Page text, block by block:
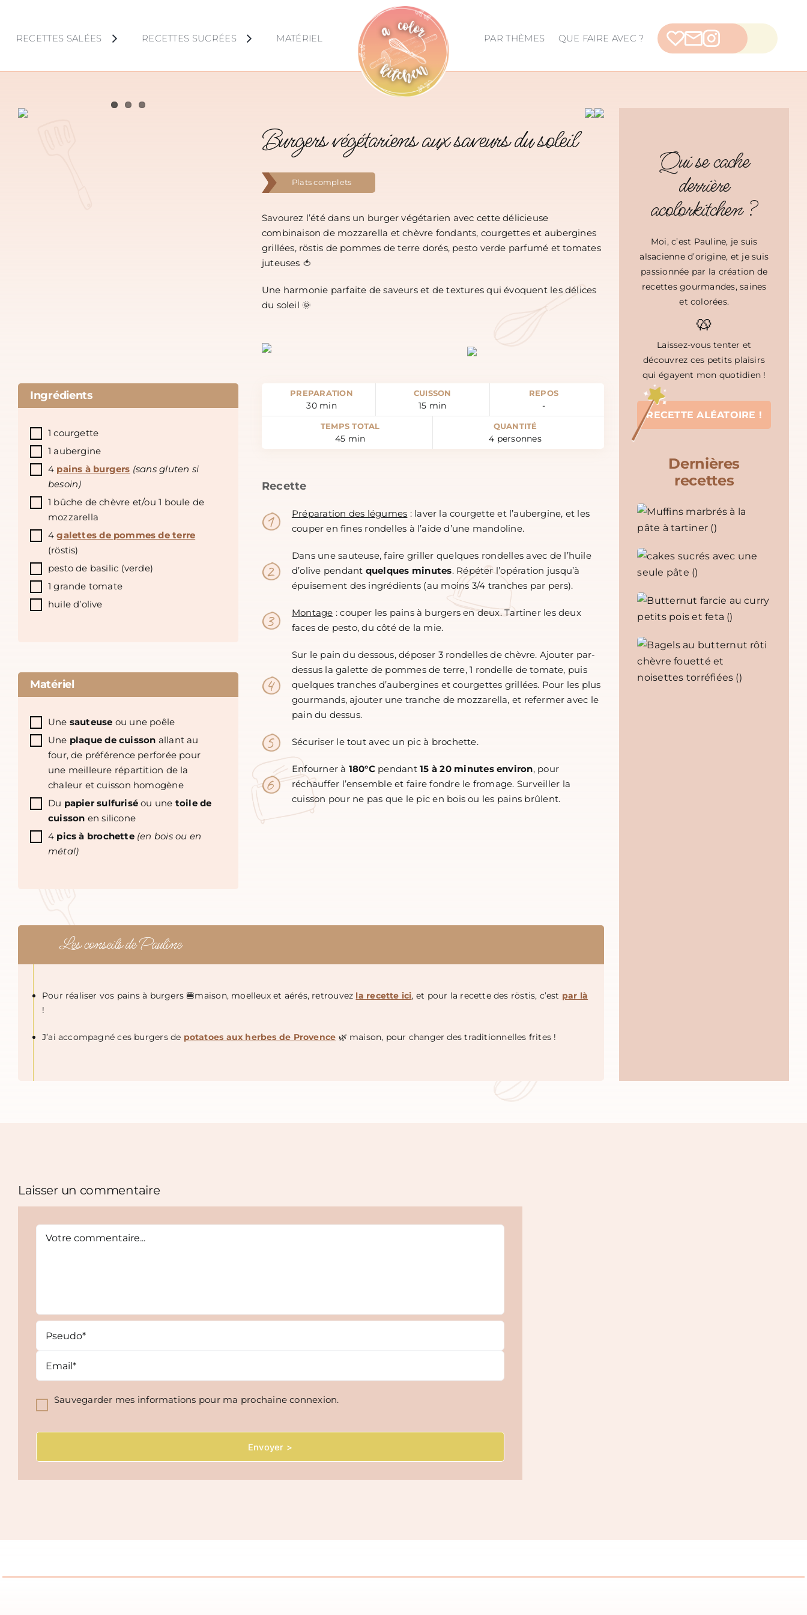
content
RECETTES SALÉES RECETTES SUCRÉES MATÉRIEL PAR THÈMES QUE FAIRE AVEC ?
Burgers végétariens aux saveurs du soleil
Plats complets
Savourez l’été dans un burger végétarien avec cette délicieuse
combinaison de mozzarella et chèvre fondants, courgettes et aubergines
grillées, röstis de pommes de terre dorés, pesto verde parfumé et tomates
juteuses 🍅
Une harmonie parfaite de saveurs et de textures qui évoquent les délices
du soleil 🌞
Ingrédients
1 courgette
1 aubergine
4 pains à burgers (sans gluten si
besoin)
1 bûche de chèvre et/ou 1 boule de
mozzarella
4galettes de pommes de terre
(röstis)
pesto de basilic (verde)
1 grande tomate
huile d’olive
Matériel
Une sauteuse ou une poêle
Une plaque de cuisson allant au
four, de préférence perforée pour
une meilleure répartition de la
chaleur et cuisson homogène
Du papier sulfurisé ou une toile de
cuisson en silicone
4 pics à brochette (en bois ou en
métal)
PREPARATION
30min
CUISSON
15 min
REPOS
-
TEMPS TOTAL
45 min
QUANTITÉ
4 personnes
Recette
Préparation des légumes : laver la courgette et l’aubergine, et les
couper en fines rondelles à l’aide d’une mandoline.
Dans une sauteuse, faire griller quelques rondelles avec de l’huile
d’olive pendant quelques minutes. Répéter l’opération jusqu’à
épuisement des ingrédients (au moins 3/4 tranches par pers).
Montage : couper les pains à burgers en deux. Tartiner les deux
faces de pesto, du côté de la mie.
Sur le pain du dessous, déposer 3 rondelles de chèvre. Ajouter par-
dessus la galette de pommes de terre, 1 rondelle de tomate, puis
quelques tranches d’aubergines et courgettes grillées. Pour les plus
gourmands, ajouter une tranche de mozzarella, et refermer avec le
pain du dessus.
Sécuriser le tout avec un pic à brochette.
Enfourner à 180°Cpendant15 à 20 minutes environ, pour
réchauffer l’ensemble et faire fondre le fromage. Surveiller la
cuisson pour ne pas que le pic en bois ou les pains brûlent.
Les conseils de Pauline
Pour réaliser vos pains à burgers 🍔maison, moelleux et aérés, retrouvez la recette ici, et pour la recette des röstis, c’est par là
!
J’ai accompagné ces burgers de potatoes aux herbes de Provence 🌿 maison, pour changer des traditionnelles frites !
Qui se cache
derrière
acolorkitchen ?
Moi, c’est Pauline, je suis
alsacienne d’origine, et je suis
passionnée par la création de
recettes gourmandes, saines
et colorées.
🥨
Laissez-vous tenter et
découvrez ces petits plaisirs
qui égayent mon quotidien !
RECETTE ALÉATOIRE !
Dernières
recettes
Laisser un commentaire
Comment
Sauvegarder mes informations pour ma prochaine connexion.